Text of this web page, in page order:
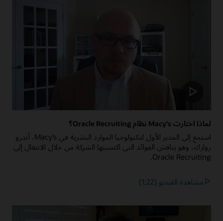
لماذا اختارت Macy's نظام Oracle Recruiting؟
استمع إلى المدير الأول لتكنولوجيا الموارد البشرية في Macy’s، أندرو
روارك، وهو يناقش الفوائد التي اكتسبتها الشركة من خلال الانتقال إلى
Oracle Recruiting.
مشاهدة الفيديو (1:22)